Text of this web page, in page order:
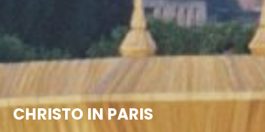
CHRISTO IN PARIS